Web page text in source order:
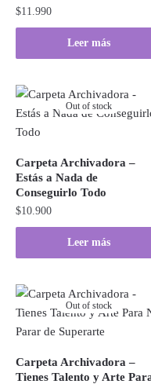
$11.990
Leer más
Out of stock
Carpeta Archivadora –
Estás a Nada de
Conseguirlo Todo
$10.900
Leer más
Out of stock
Carpeta Archivadora –
Tienes Talento y Arte